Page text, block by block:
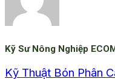
Kỹ Sư Nông Nghiệp
Kỹ Thuật Bón Phân